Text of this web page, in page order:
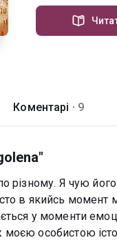
Коментарі · 9
різному. Я чую
в якийсь момент
у моменти
особистою